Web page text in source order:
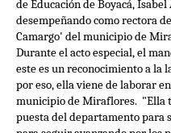
de Educación de Boyacá,
desempeñando como rectora
Camargo' del municipio de
Durante el acto especial, el
este es un reconocimiento a la
por eso, ella viene de laborar
municipio de Miraflores. "Ella
puesta del departamento para